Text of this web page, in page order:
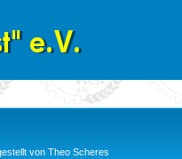
von Theo Scheres